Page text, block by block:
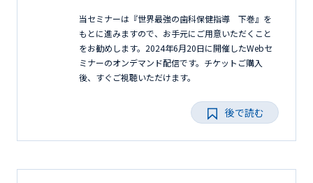
当セミナーは『世界最強の歯科保健指導 下巻』を
もとに進みますので、お手元にご用意いただくこと
をお勧めします。2024年6月20日に開催したWebセ
ミナーのオンデマンド配信です。チケットご購入
後、すぐご視聴いただけます。
後で読む